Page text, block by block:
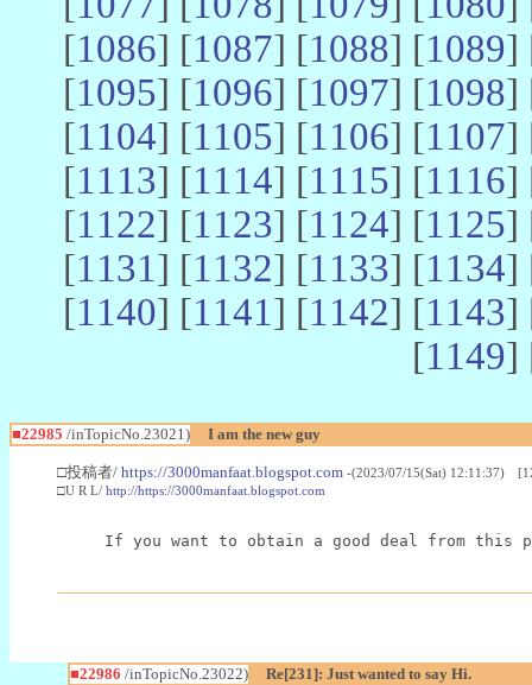
[1086] [1087] [1088] [1089]
[1095] [1096] [1097] [1098]
[1104] [1105] [1106] [1107]
[1113] [1114] [1115] [1116]
[1122] [1123] [1124] [1125]
[1131] [1132] [1133] [1134]
[1140] [1141] [1142] [1143]
[1149]
■22985 /inTopicNo.23021) I am the new guy
□投稿者/ https://3000manfaat.blogspot.com -(2023/07/15(Sat) 12:11:37)
□U R L/ http://https://3000manfaat.blogspot.com
If you want to obtain a good deal from this
■22986 /inTopicNo.23022) Re[231]: Just wanted to say Hi.